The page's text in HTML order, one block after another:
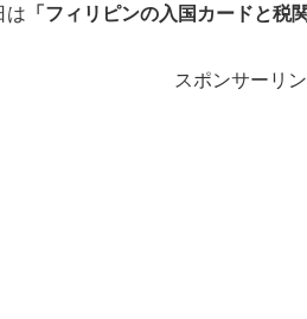
は 「フィリピンの入国カードと税
スポンサーリ